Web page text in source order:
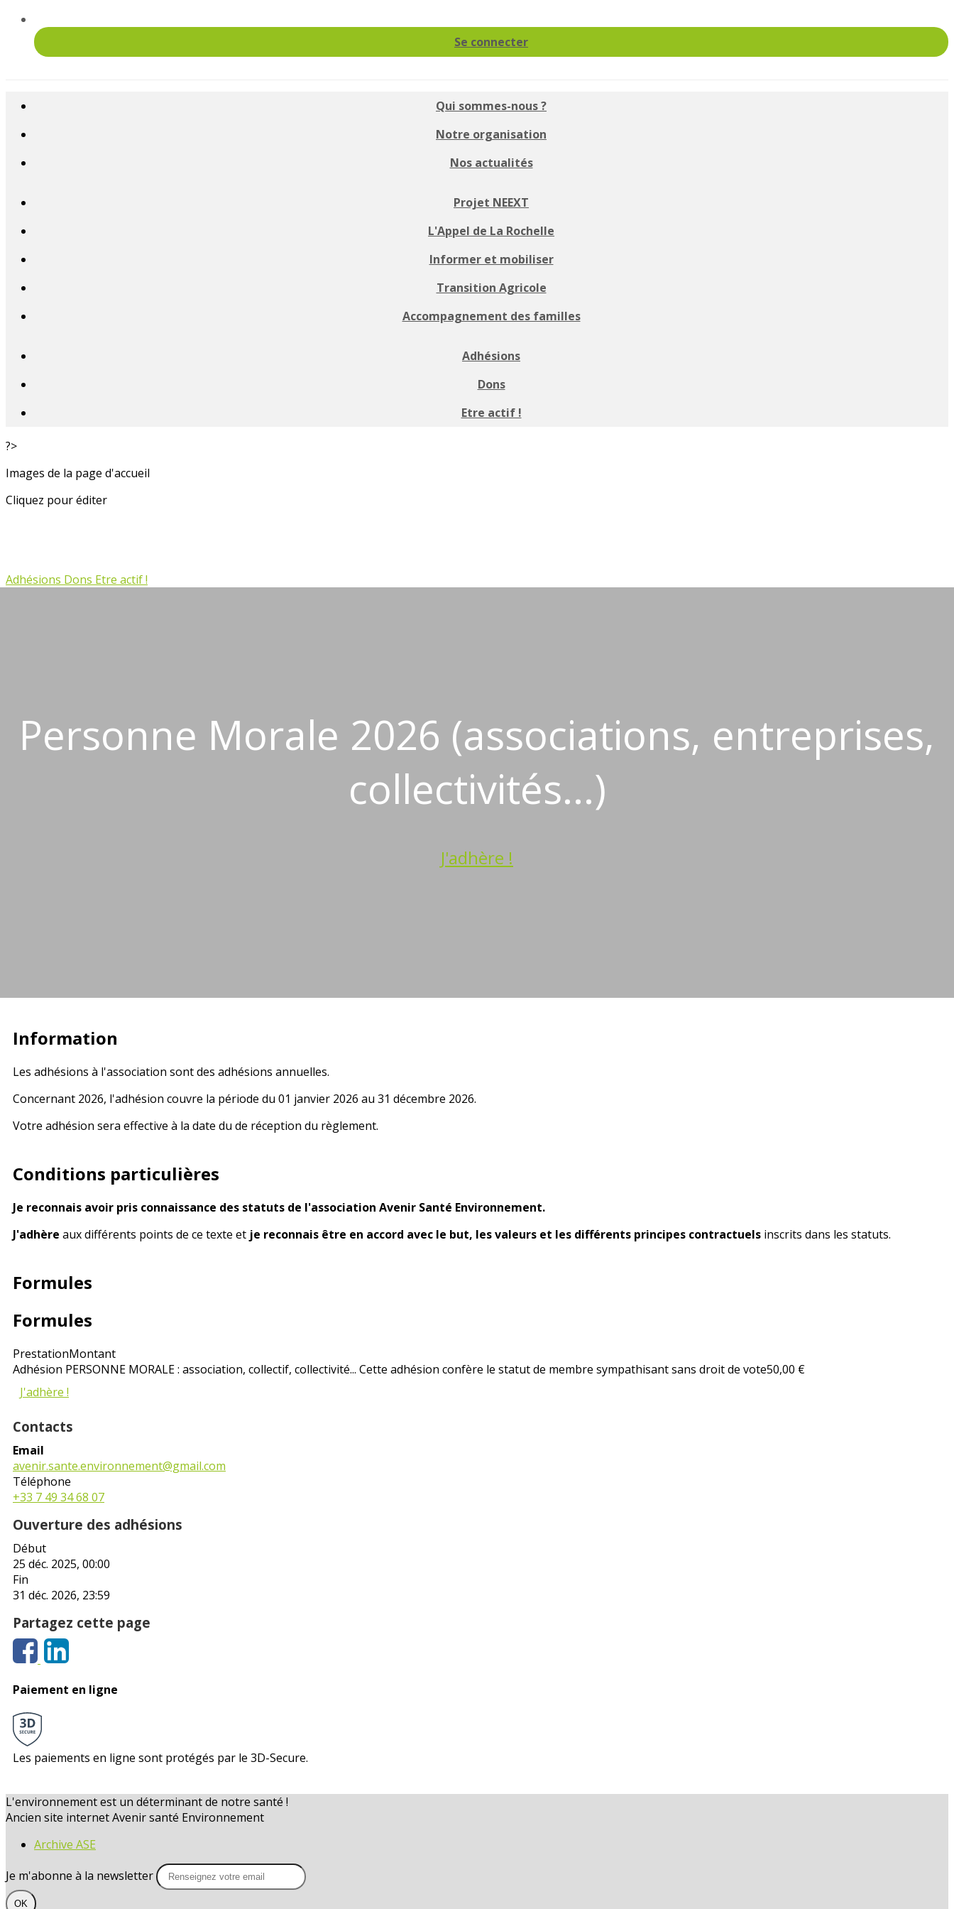
Se connecter
Qui sommes-nous ?
Notre organisation
Nos actualités
Projet NEEXT
L'Appel de La Rochelle
Informer et mobiliser
Transition Agricole
Accompagnement des familles
Adhésions
Dons
Etre actif !
?>
Images de la page d'accueil
Cliquez pour éditer
Adhésions Dons Etre actif !
Personne Morale 2026 (associations, entreprises,
collectivités...)
J'adhère !
Information
Les adhésions à l'association sont des adhésions annuelles.
Concernant 2026, l'adhésion couvre la période du 01 janvier 2026 au 31 décembre 2026.
Votre adhésion sera effective à la date du de réception du règlement.
Conditions particulières
Je reconnais avoir pris connaissance des statuts de l'association Avenir Santé Environnement.
J'adhère aux différents points de ce texte et je reconnais être en accord avec le but, les valeurs et les différents principes contractuels inscrits dans les statuts.
Formules
Formules
PrestationMontant
Adhésion PERSONNE MORALE : association, collectif, collectivité... Cette adhésion confère le statut de membre sympathisant sans droit de vote50,00 €
J'adhère !
Contacts
Email
avenir.sante.environnement@gmail.com
Téléphone
+33 7 49 34 68 07
Ouverture des adhésions
Début
25 déc. 2025, 00:00
Fin
31 déc. 2026, 23:59
Partagez cette page
Paiement en ligne
Les paiements en ligne sont protégés par le 3D-Secure.
L'environnement est un déterminant de notre santé !
Ancien site internet Avenir santé Environnement
Archive ASE
Je m'abonne à la newsletter
OK